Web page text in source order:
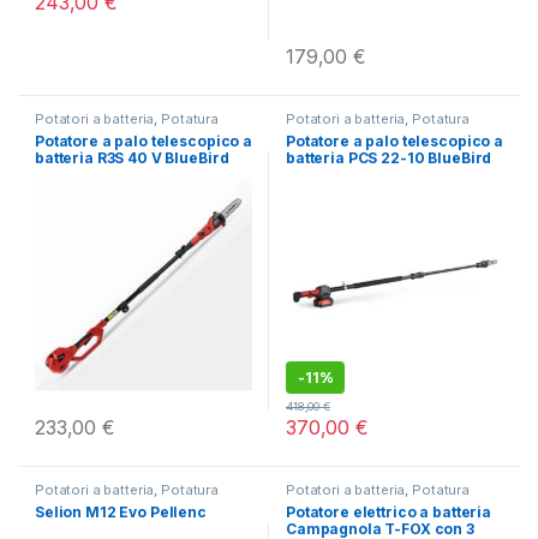
179,00€
Potatori a batteria, Potatura
Potatore a palo telescopico a
batteria R3S 40 V BlueBird
233,00€
Potatori a batteria, Potatura
Potatore a palo telescopico a
batteria PCS 22-10 BlueBird
-11%
370,00€
418,00€
Potatori a batteria Potatura
Selion M12 Evo Pellenc
Potatori a batteria Potatura
Potatore elettrico a batteria
Campagnola T-FOX con 3